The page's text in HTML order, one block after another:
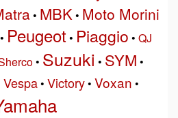
• MBK• Moto Morini
Peugeot • Piaggio • QJ
• Suzuki • SYM •
Vespa• Victory• Voxan •